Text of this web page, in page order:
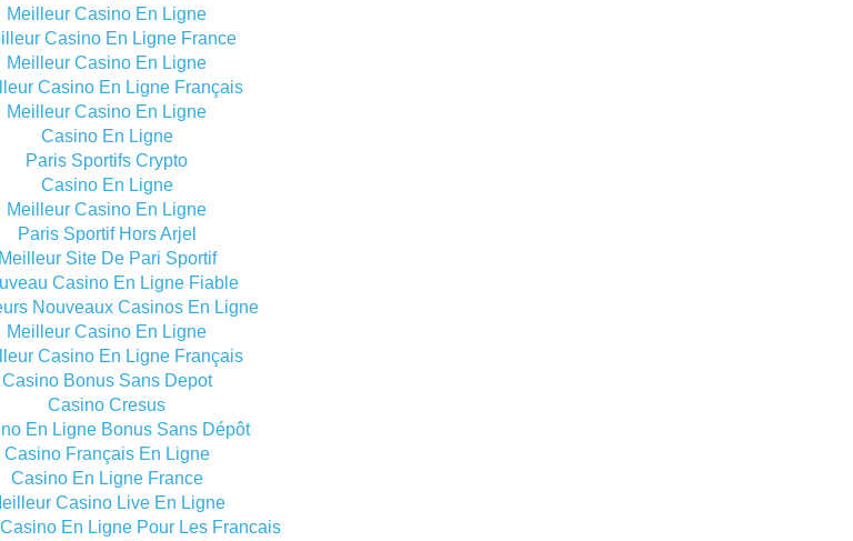
Meilleur Casino En Ligne
Casino En Ligne France
Meilleur Casino En Ligne
Casino En Ligne Français
Meilleur Casino En Ligne
Casino En Ligne
Paris Sportifs Crypto
Casino En Ligne
Meilleur Casino En Ligne
Paris Sportif Hors Arjel
Meilleur Site De Pari Sportif
Casino En Ligne Fiable
Nouveaux Casinos En Ligne
Meilleur Casino En Ligne
Casino En Ligne Français
Casino Bonus Sans Depot
Casino Cresus
En Ligne Bonus Sans Dépôt
Casino Français En Ligne
Casino En Ligne France
Casino Live En Ligne
En Ligne Pour Les Francais